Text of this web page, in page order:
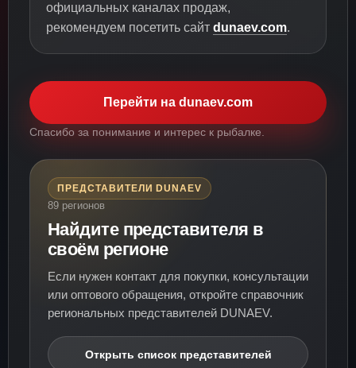
официальных каналах продаж,
рекомендуем посетить сайт dunaev.com.
Перейти на dunaev.com
Спасибо за понимание и интерес к рыбалке.
ПРЕДСТАВИТЕЛИ DUNAEV
89 регионов
Найдите представителя в
своём регионе
Если нужен контакт для покупки, консультации
или оптового обращения, откройте справочник
региональных представителей DUNAEV.
Открыть список представителей